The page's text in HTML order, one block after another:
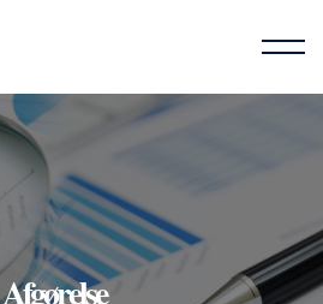
Afgørelse